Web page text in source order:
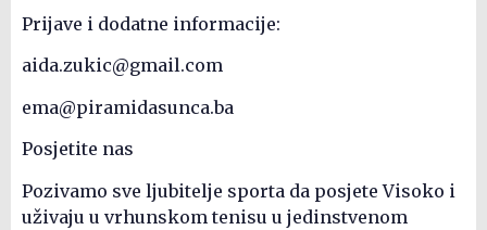
Prijave i dodatne informacije:
aida.zukic@gmail.com
ema@piramidasunca.ba
Posjetite nas
Pozivamo sve ljubitelje sporta da posjete Visoko i
uživaju u vrhunskom tenisu u jedinstvenom